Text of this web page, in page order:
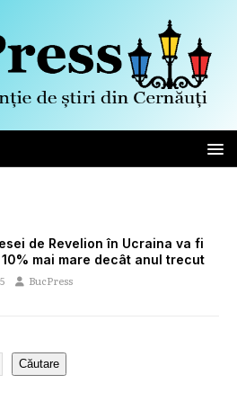
de Revelion în Ucraina va fi
mai mare decât anul trecut
BucPress
Căutare